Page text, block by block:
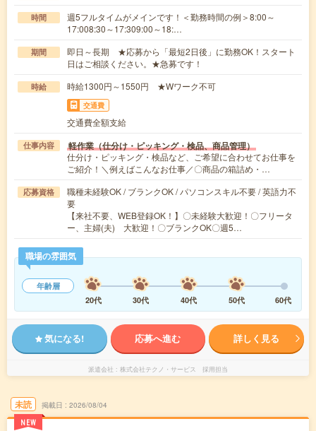
時間
週5フルタイムがメインです！＜勤務時間の例＞8:00～
17:008:30～17:309:00～18:…
期間
即日～長期 ★応募から「最短2日後」に勤務OK！スタート
日はご相談ください。★急募です！
時給 時給1300円～1550円 ★Wワーク不可
交通費
交通費全額支給
仕事内容 軽作業（仕分け・ピッキング・検品、商品管理）
仕分け・ピッキング・検品など、ご希望に合わせてお仕事を
ご紹介！＼例えばこんなお仕事／〇商品の箱詰め・…
応募資格
職種未経験OK / ブランクOK / パソコンスキル不要 / 英語力不
要
【来社不要、WEB登録OK！】〇未経験大歓迎！〇フリータ
ー、主婦(夫) 大歓迎！〇ブランクOK〇週5…
職場の雰囲気
年齢層
20代
30代 40代 50代 60代
気になる! 応募へ進む 詳しく見る
派遣会社 株式会社テクノ・サービス 採用担当
未読
NEW
掲載日 2026/08/04